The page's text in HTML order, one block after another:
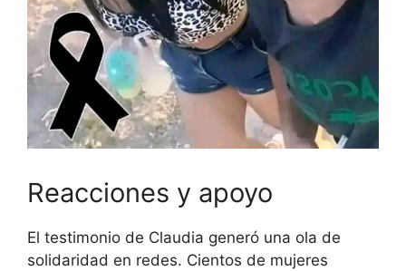
Reacciones y apoyo
El testimonio de Claudia generó una ola de
solidaridad en redes. Cientos de mujeres